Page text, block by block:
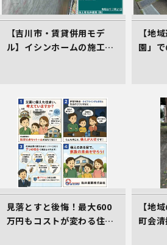
【吉川市・賃貸併用モデ
ル】イシンホームの施工現
【地
園」
見落とすと後悔！最大600
万円もコストが変わる住ま
【地
町会